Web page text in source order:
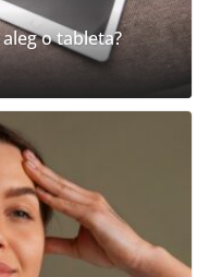
o tableta?